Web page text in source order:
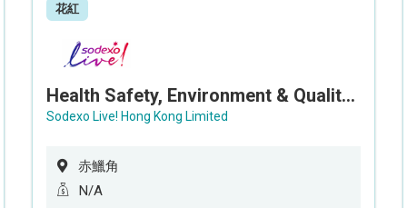
花紅
Health Safety, Environment & Quality Assurance Officer (Maternity cover – 5 months contract)
Sodexo Live! Hong Kong Limited
赤鱲角
N/A